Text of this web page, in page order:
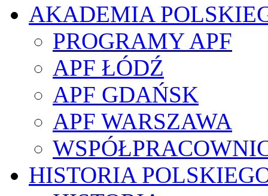
AKADEMIA
PROGRAMY APF
APF ŁÓDŹ
APF GDAŃSK
APF WARSZAWA
HISTORIA